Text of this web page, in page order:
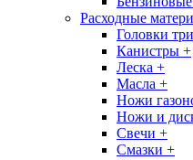
Расходные
Головки
Канистры +
Леска +
Масла +
Ножи
Ножи и
Свечи +
Смазки +